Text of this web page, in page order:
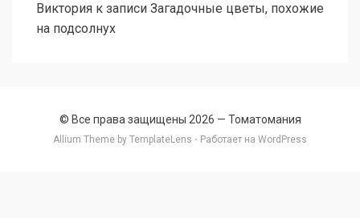
Виктория к записи Загадочные цветы, похожие
на подсолнух
© Все права защищены 2026 — Томатомания
Allium Theme by TemplateLens ⋅ Работает на WordPress